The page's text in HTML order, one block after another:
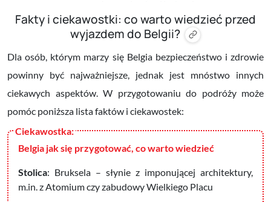
Fakty i ciekawostki: co warto wiedzieć przed
wyjazdem do Belgii?
Dla osób, którym marzy się Belgia bezpieczeństwo i zdrowie
powinny być najważniejsze, jednak jest mnóstwo innych
ciekawych aspektów. W przygotowaniu do podróży może
pomóc poniższa lista faktów i ciekawostek:
Belgia jak się przygotować, co warto wiedzieć
Stolica: Bruksela – słynie z imponującej architektury,
m.in. z Atomium czy zabudowy Wielkiego Placu